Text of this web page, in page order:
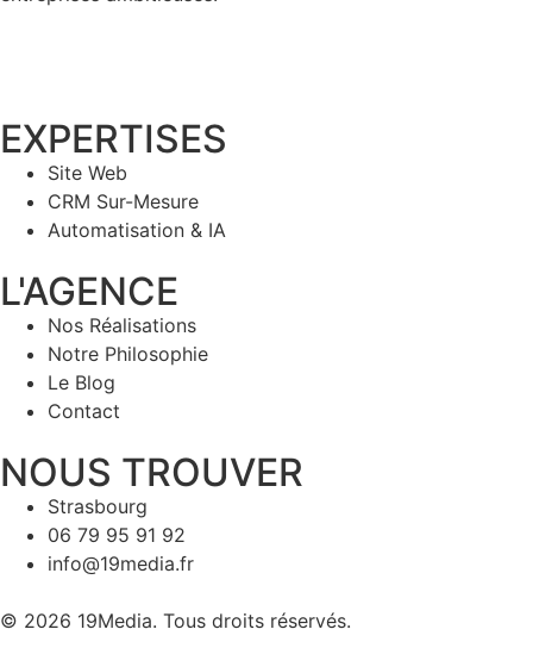
EXPERTISES
Site Web
CRM Sur-Mesure
Automatisation & IA
L'AGENCE
Nos Réalisations
Notre Philosophie
Le Blog
Contact
NOUS TROUVER
Strasbourg
06 79 95 91 92
info@19media.fr
© 2026 19Media. Tous droits réservés.